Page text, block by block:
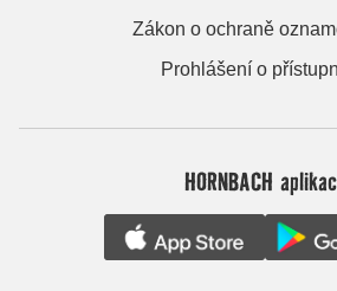
Zákon o ochraně
Prohlášení o
HORNBACH